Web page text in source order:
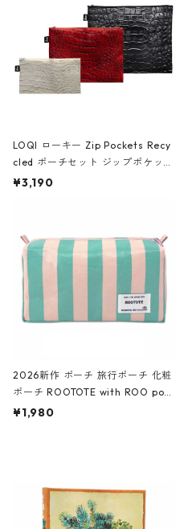
LOQI ローキー Zip Pockets Recy
cled ポーチセット ジップポケット
ファスナーポーチ 撥水加工 トラベ
ーガンディー、オフホワイト
¥3,190
2026新作 ポーチ 旅行ポーチ 化粧
ポーチ ROOTOTE with ROO pou
ch 3532 ルートート WR.ポーチ.ラ
¥1,980